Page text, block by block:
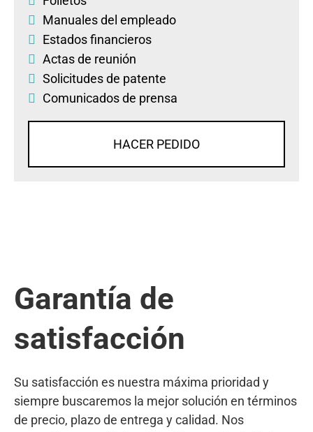
Manuales del empleado
Estados financieros
Actas de reunión
Solicitudes de patente
Comunicados de prensa
HACER PEDIDO
Garantía de
satisfacción
Su satisfacción es nuestra máxima prioridad y
siempre buscaremos la mejor solución en términos
de precio, plazo de entrega y calidad. Nos